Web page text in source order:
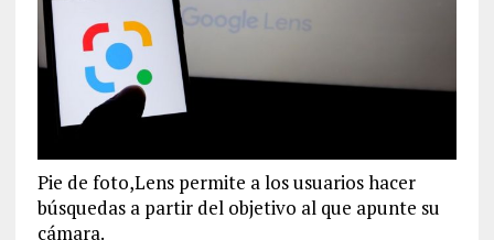
Pie de foto,Lens permite a los usuarios hacer
búsquedas a partir del objetivo al que apunte su
cámara.